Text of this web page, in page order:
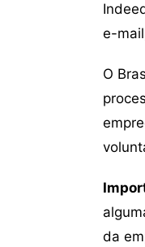
e-
O
da